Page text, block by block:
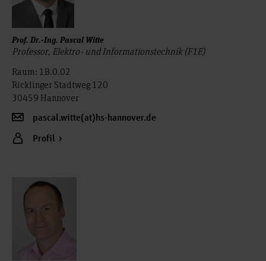
Prof. Dr.-Ing. Pascal Witte
Professor, Elektro- und Informationstechnik (F1E)
Raum: 1B.0.02
Ricklinger Stadtweg 120
30459 Hannover
pascal.witte(at)hs-hannover.de
Profil